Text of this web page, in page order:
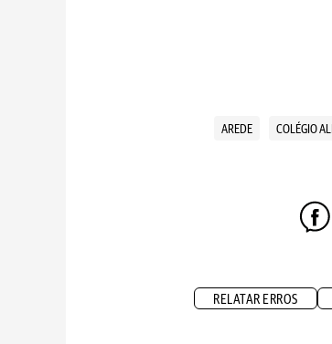
AREDE COLÉGIO
RELATAR ERROS